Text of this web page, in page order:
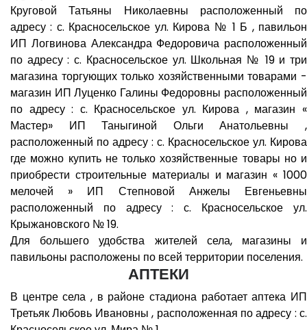
Круговой Татьяны Николаевны расположенный по
адресу : с. Красносельское ул. Кирова № 1 Б , павильон
ИП Логвинова Александра Федоровича расположенный
по адресу : с. Красносельское ул. Школьная № 19 и три
магазина торгующих только хозяйственными товарами -
магазин ИП Луценко Галины Федоровны расположенный
по адресу : с. Красносельское ул. Кирова , магазин «
Мастер» ИП Таныгиной Ольги Анатольевны ,
расположенный по адресу : с. Красносельское ул. Кирова
где можно купить не только хозяйственные товары но и
приобрести строительные материалы и магазин « 1000
мелочей » ИП Степновой Анжелы Евгеньевны
расположенный по адресу : с. Красносельское ул.
Крыжановского № 19.
Для большего удобства жителей села, магазины и
павильоны расположены по всей территории поселения.
АПТЕКИ
В центре села , в районе стадиона работает аптека ИП
Третьяк Любовь Ивановны , расположенная по адресу : с.